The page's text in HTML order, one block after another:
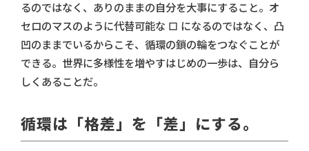
るのではなく、ありのままの自分を大事にすること。オ
セロのマスのように代替可能な □ になるのではなく、凸
凹のままでいるからこそ、循環の鎖の輪をつなぐことが
できる。世界に多様性を増やすはじめの一歩は、自分ら
しくあることだ。
循環は「格差」を「差」にする。